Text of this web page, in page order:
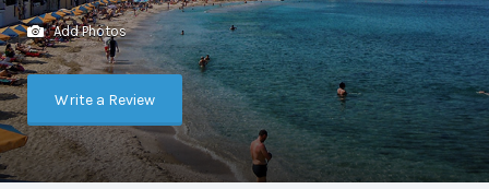
Add Photos
Write a Review